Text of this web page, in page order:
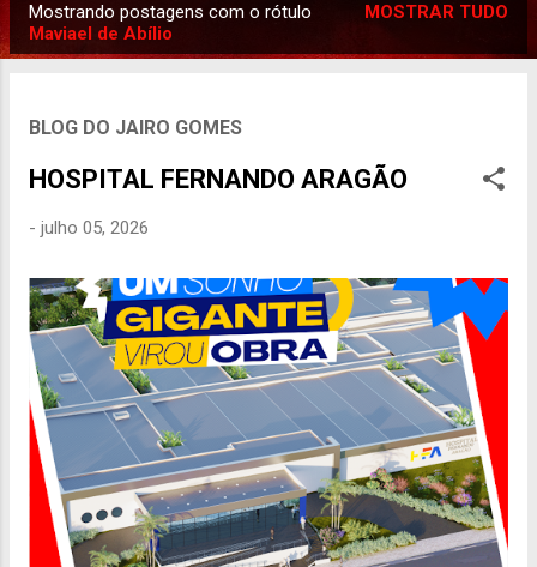
o
Mostrando postagens com o rótulo
Maviael de Abílio
MOSTRAR TUDO
BLOG DO JAIRO GOMES
HOSPITAL FERNANDO ARAGÃO
- julho 05, 2026